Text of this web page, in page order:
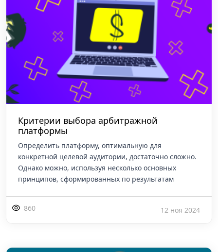
Критерии выбора арбитражной
платформы
Определить платформу, оптимальную для
конкретной целевой аудитории, достаточно сложно.
Однако можно, используя несколько основных
принципов, сформированных по результатам
860 12 ноя 2024